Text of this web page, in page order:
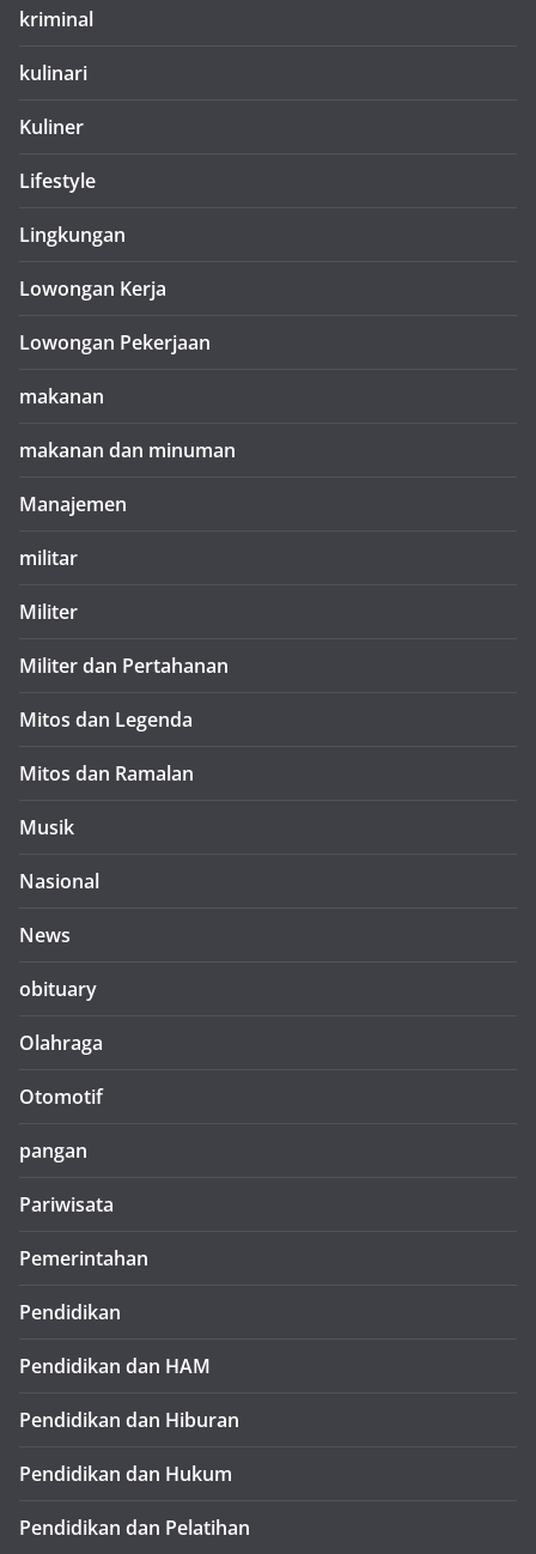
kriminal
kulinari
Kuliner
Lifestyle
Lingkungan
Lowongan Kerja
Lowongan Pekerjaan
makanan
makanan dan minuman
Manajemen
militar
Militer
Militer dan Pertahanan
Mitos dan Legenda
Mitos dan Ramalan
Musik
Nasional
News
obituary
Olahraga
Otomotif
pangan
Pariwisata
Pemerintahan
Pendidikan
Pendidikan dan HAM
Pendidikan dan Hiburan
Pendidikan dan Hukum
Pendidikan dan Pelatihan